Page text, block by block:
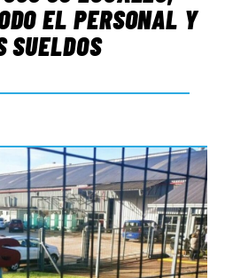
EL PERSONAL Y
SUELDOS